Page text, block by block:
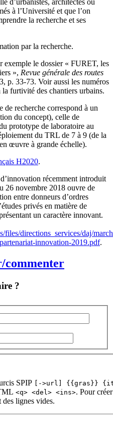
à l’Université et que l’on
la recherche et ses
par la recherche.
le dossier « FURET, les
», Revue générale des routes
p. 33-73. Voir aussi les numéros
la furtivité des chantiers urbains.
de recherche correspond à un
du concept), celle de
prototype de laboratoire au
du TRL de 7 à 9 (de la
œuvre à grande échelle).
H2020.
récemment introduit
26 novembre 2018 ouvre de
entre donneurs d’ordres
privés en matière de
un caractère innovant.
directions_services/daj/
innovation-2019.pdf.
commenter
?
SPIP
[->url] {{gras}}
<q> <del> <ins>. Pour
des lignes vides.